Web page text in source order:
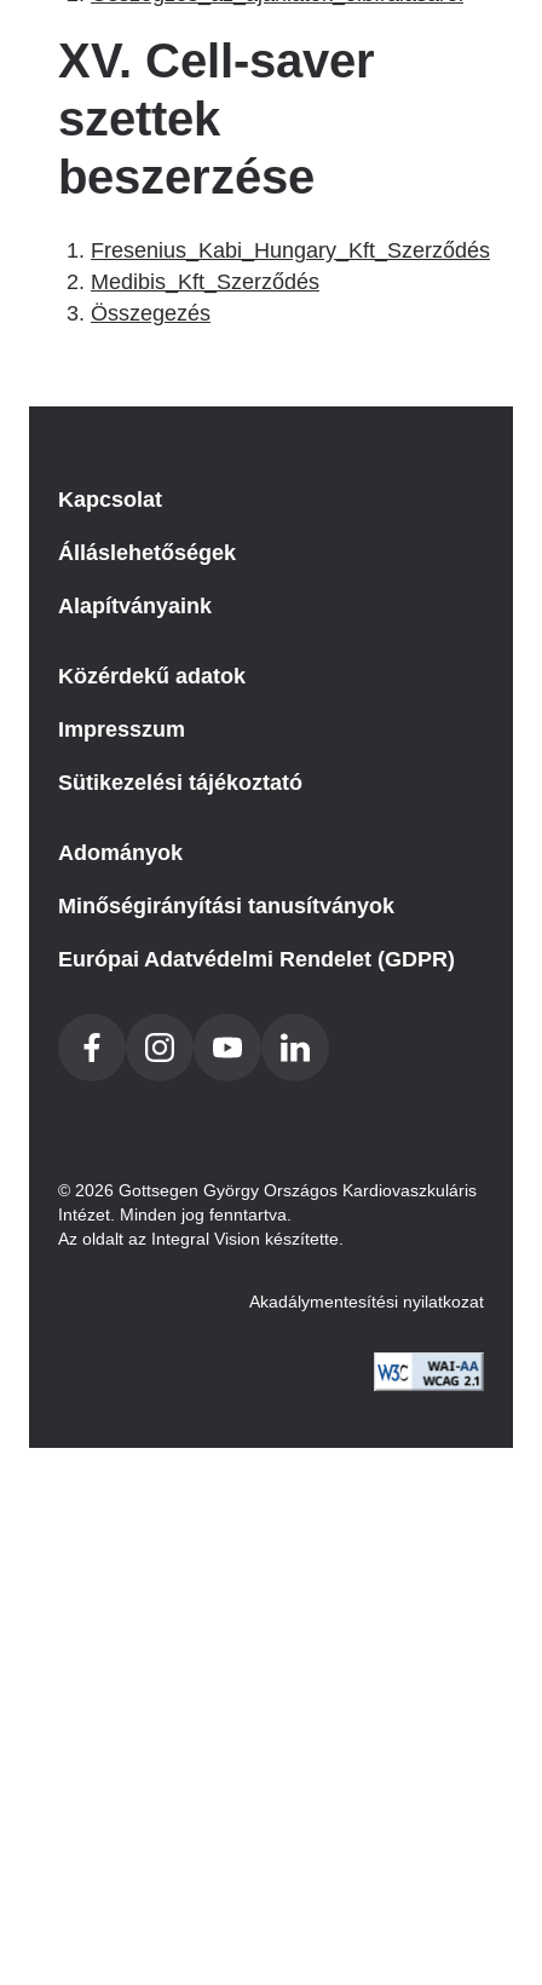
XV. Cell-saver
szettek
beszerzése
Fresenius_Kabi_Hungary_Kft_Szerződés
Medibis_Kft_Szerződés
Összegezés
Kapcsolat
Álláslehetőségek
Alapítványaink
Közérdekű adatok
Impresszum
Sütikezelési tájékoztató
Adományok
Minőségirányítási tanusítványok
Európai Adatvédelmi Rendelet (GDPR)
© 2026 Gottsegen György Országos Kardiovaszkuláris
Intézet. Minden jog fenntartva.
Az oldalt az Integral Vision készítette.
Akadálymentesítési nyilatkozat
Image